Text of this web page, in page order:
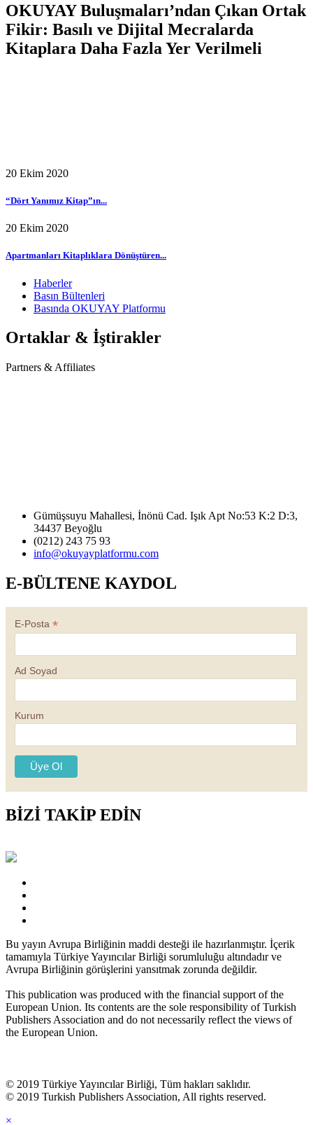
OKUYAY Buluşmaları’ndan Çıkan Ortak
Fikir: Basılı ve Dijital Mecralarda
Kitaplara Daha Fazla Yer Verilmeli
20 Ekim 2020
“Dört Yanımız Kitap”ın...
20 Ekim 2020
Apartmanları Kitaplıklara Dönüştüren...
Haberler
Basın Bültenleri
Basında OKUYAY Platformu
Ortaklar & İştirakler
Partners & Affiliates
Gümüşsuyu Mahallesi, İnönü Cad. Işık Apt No:53 K:2 D:3,
34437 Beyoğlu
(0212) 243 75 93
info@okuyayplatformu.com
E-BÜLTENE KAYDOL
E-Posta *
Ad Soyad
Kurum
BİZİ TAKİP EDİN
Bu yayın Avrupa Birliğinin maddi desteği ile hazırlanmıştır. İçerik
tamamıyla Türkiye Yayıncılar Birliği sorumluluğu altındadır ve
Avrupa Birliğinin görüşlerini yansıtmak zorunda değildir.
This publication was produced with the financial support of the
European Union. Its contents are the sole responsibility of Turkish
Publishers Association and do not necessarily reflect the views of
the European Union.
© 2019 Türkiye Yayıncılar Birliği, Tüm hakları saklıdır.
© 2019 Turkish Publishers Association, All rights reserved.
×